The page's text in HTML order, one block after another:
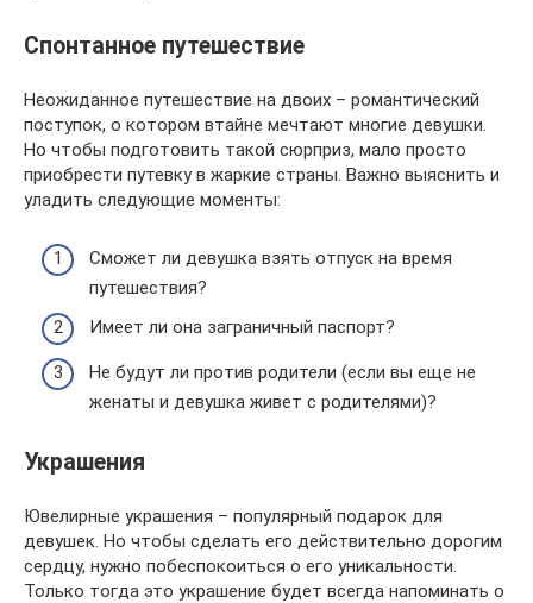
Спонтанное путешествие
Неожиданное путешествие на двоих – романтический
поступок, о котором втайне мечтают многие девушки.
Но чтобы подготовить такой сюрприз, мало просто
приобрести путевку в жаркие страны. Важно выяснить и
уладить следующие моменты:
Сможет ли девушка взять отпуск на время
путешествия?
Имеет ли она заграничный паспорт?
Не будут ли против родители (если вы еще не
женаты и девушка живет с родителями)?
Украшения
Ювелирные украшения – популярный подарок для
девушек. Но чтобы сделать его действительно дорогим
сердцу, нужно побеспокоиться о его уникальности.
Только тогда это украшение будет всегда напоминать о